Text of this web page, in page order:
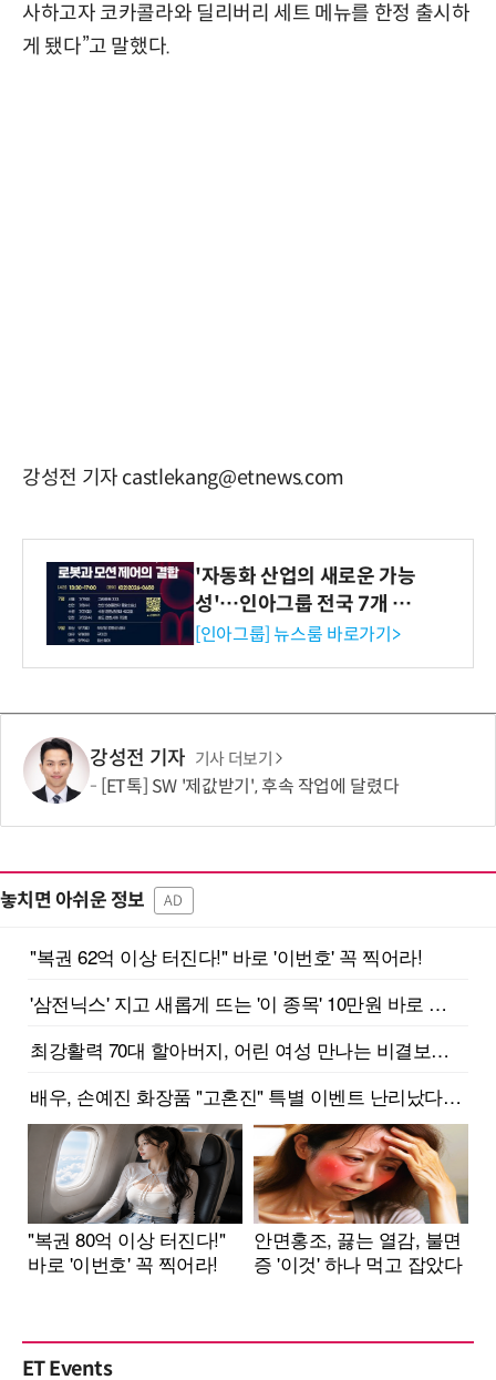
사하고자 코카콜라와 딜리버리 세트 메뉴를 한정 출시하
게 됐다”고 말했다.
강성전 기자 castlekang@etnews.com
'자동화 산업의 새로운 가능
성'…인아그룹 전국 7개 도
시 세미나 페어 개최
[인아그룹] 뉴스룸 바로가기>
강성전 기자 기사 더보기
[ET톡] SW '제값받기', 후속 작업에 달렸다
놓치면 아쉬운 정보 AD
ET Events